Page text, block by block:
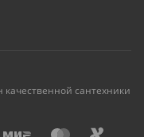
сантехники